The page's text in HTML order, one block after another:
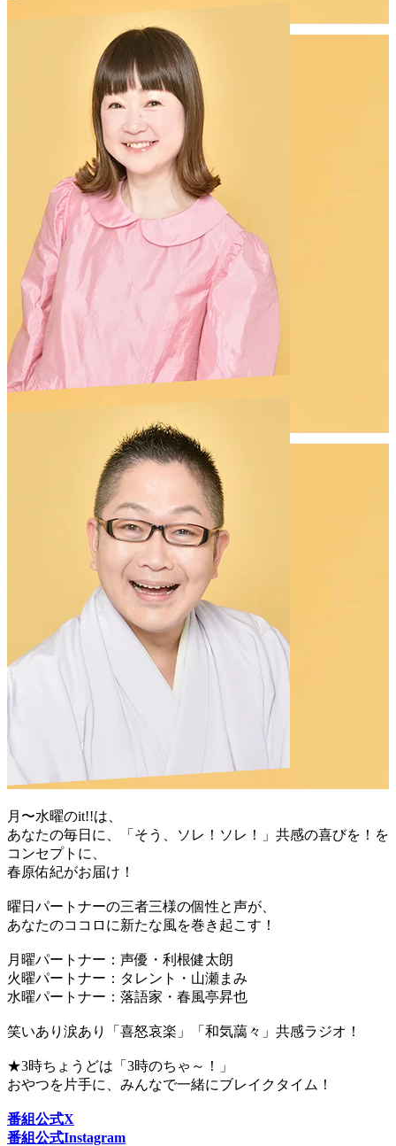
月〜水曜のit!!は、
あなたの毎日に、「そう、ソレ！ソレ！」共感の喜びを！を
コンセプトに、
春原佑紀がお届け！
曜日パートナーの三者三様の個性と声が、
あなたのココロに新たな風を巻き起こす！
月曜パートナー：声優・利根健太朗
火曜パートナー：タレント・山瀬まみ
水曜パートナー：落語家・春風亭昇也
笑いあり涙あり「喜怒哀楽」「和気藹々」共感ラジオ！
★3時ちょうどは「3時のちゃ～！」
おやつを片手に、みんなで一緒にブレイクタイム！
番組公式X
番組公式Instagram